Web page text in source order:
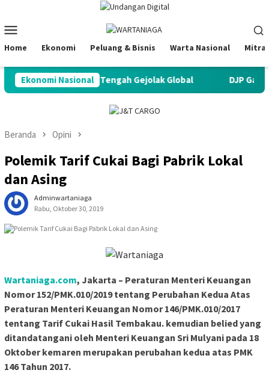
konten
Mobile
Home Ekonomi Peluang & Bisnis Warta Nasional Mitra
Ekonomi Nasional
Tangguh di Tengah Gejolak Global DJP
Beranda Opini
Polemik Tarif Cukai Bagi Pabrik Lokal
dan Asing
Adminwartaniaga
Rabu, Oktober 30, 2019
Wartaniaga.com, Jakarta – Peraturan Menteri Keuangan
Nomor 152/PMK.010/2019 tentang Perubahan Kedua Atas
Peraturan Menteri Keuangan Nomor 146/PMK.010/2017
tentang Tarif Cukai Hasil Tembakau. kemudian belied yang
ditandatangani oleh Menteri Keuangan Sri Mulyani pada 18
Oktober kemaren merupakan perubahan kedua atas PMK
146 Tahun 2017.